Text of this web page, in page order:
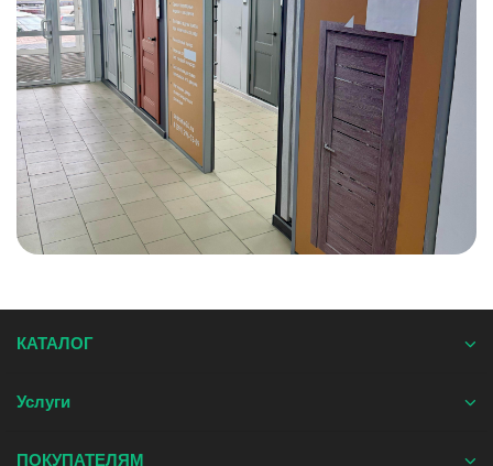
КАТАЛОГ
Услуги
ПОКУПАТЕЛЯМ